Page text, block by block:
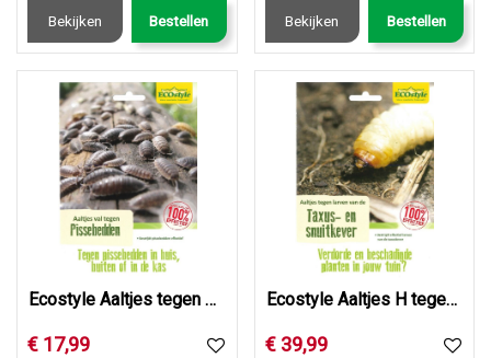
Bekijken Bestellen Bekijken Bestellen
Ecostyle Aaltjes tegen pissebedden (val)
€ 17,99
Ecostyle Aaltjes H tegen larven taxus- en snuitkever 50 mln…
€ 39,99